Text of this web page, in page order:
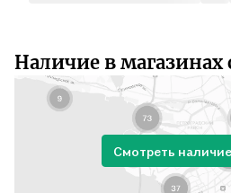
Наличие в магазинах
Смотреть